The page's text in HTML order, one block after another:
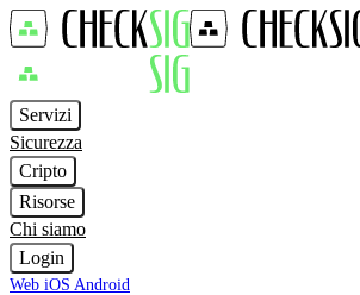
Servizi
Sicurezza
Cripto
Risorse
Chi siamo
Login
Web iOS Android